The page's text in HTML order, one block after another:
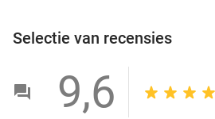
Selectie van recensies
9,6